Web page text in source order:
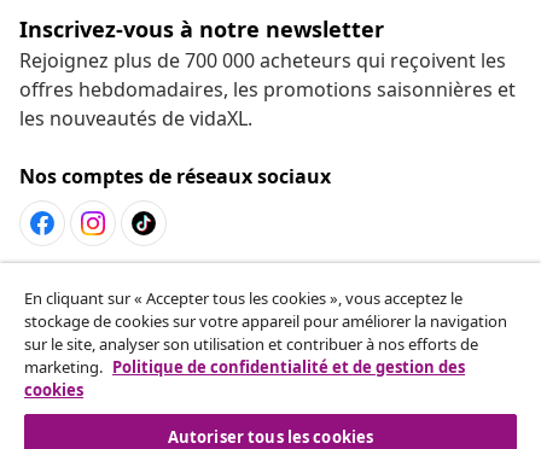
Inscrivez-vous à notre newsletter
Rejoignez plus de 700 000 acheteurs qui reçoivent les
offres hebdomadaires, les promotions saisonnières et
les nouveautés de vidaXL.
Nos comptes de réseaux sociaux
Résilier le contrat
Envoyez une demande de rétractation concernant
votre commande.
Résilier le contrat
En cliquant sur « Accepter tous les cookies », vous acceptez le
stockage de cookies sur votre appareil pour améliorer la navigation
sur le site, analyser son utilisation et contribuer à nos efforts de
marketing. Politique de confidentialité et de gestion des
cookies
Autoriser tous les cookies